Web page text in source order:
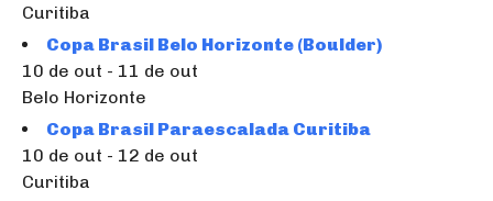
Curitiba
Copa Brasil Belo Horizonte (Boulder)
10 de out - 11 de out
Belo Horizonte
Copa Brasil Paraescalada Curitiba
10 de out - 12 de out
Curitiba